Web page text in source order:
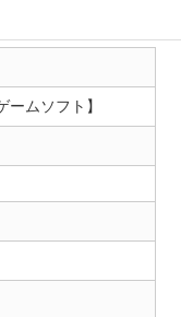
ムソフト】